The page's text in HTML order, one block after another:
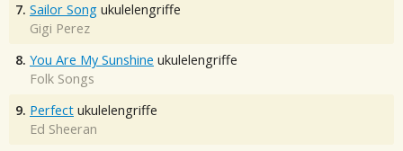
7. Sailor Song ukulelengriffe
Gigi Perez
8. You Are My Sunshine ukulelengriffe
Folk Songs
9. Perfect ukulelengriffe
Ed Sheeran